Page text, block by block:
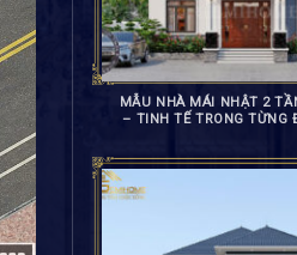
MẪU NHÀ MÁI NHẬT 2
– TINH TẾ TRONG TỪNG